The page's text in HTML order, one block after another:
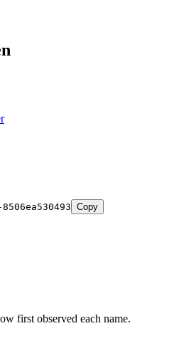
Copy
first observed each name.